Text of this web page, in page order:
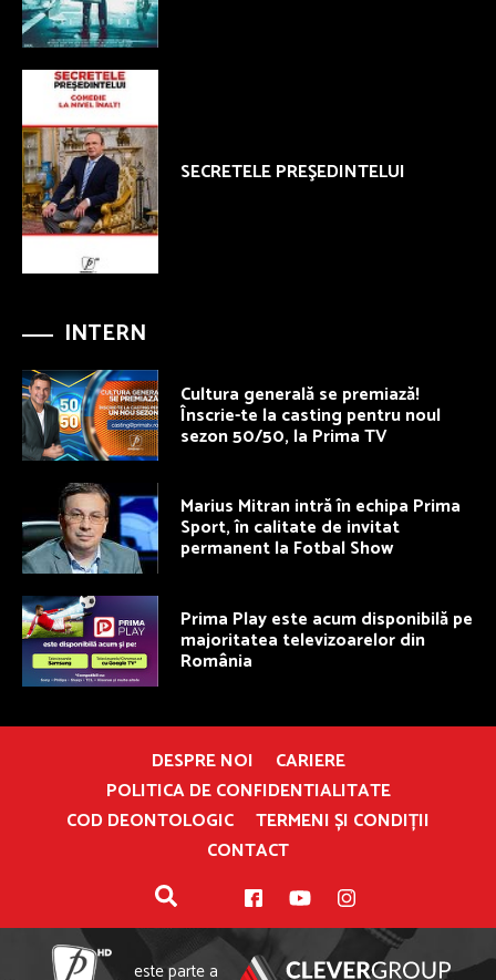
SECRETELE PREŞEDINTELUI
INTERN
Cultura generală se premiază!
Înscrie-te la casting pentru noul
sezon 50/50, la Prima TV
Marius Mitran intră în echipa Prima
Sport, în calitate de invitat
permanent la Fotbal Show
Prima Play este acum disponibilă pe
majoritatea televizoarelor din
România
DESPRE NOI
CARIERE
POLITICA DE CONFIDENTIALITATE
COD DEONTOLOGIC
TERMENI ȘI CONDIȚII
CONTACT
este parte a